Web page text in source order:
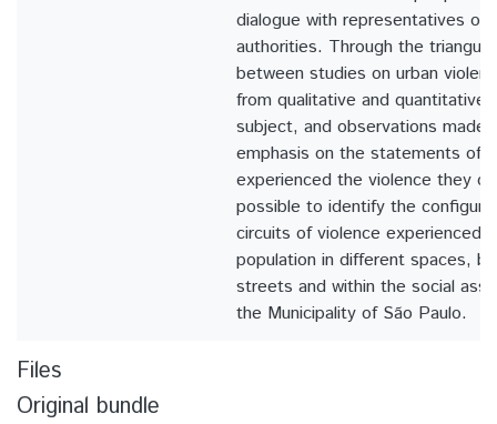
dialogue with representatives of
authorities. Through the
between studies on urban
from qualitative and quantitative
subject, and observations made
emphasis on the statements of
experienced the violence they
possible to identify the
circuits of violence experienced
population in different spaces,
streets and within the social
the Municipality of São Paulo.
Files
Original bundle